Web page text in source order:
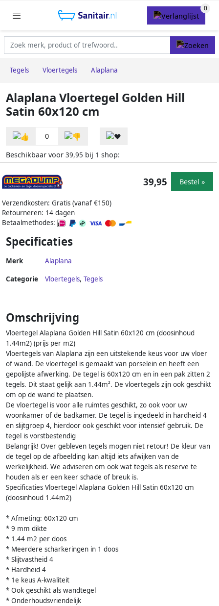
Tegels Vloertegels Alaplana
Alaplana Vloertegel Golden Hill
Satin 60x120 cm
0
Beschikbaar voor 39,95 bij 1 shop:
Verzendkosten: Gratis (vanaf €150)
Retourneren: 14 dagen
Betaalmethodes:
39,95 Bestel »
Specificaties
Merk Alaplana
Categorie Vloertegels, Tegels
Omschrijving
Vloertegel Alaplana Golden Hill Satin 60x120 cm (doosinhoud
1.44m2) (prijs per m2)
Vloertegels van Alaplana zijn een uitstekende keus voor uw vloer
of wand. De vloertegel is gemaakt van porselein en heeft een
gepolijste afwerking. De tegel is 60x120 cm en in een pak zitten 2
tegels. Dit staat gelijk aan 1.44m². De vloertegels zijn ook geschikt
om op de wand te plaatsen.
De vloertegel is voor alle ruimtes geschikt, zo ook voor uw
woonkamer of de badkamer. De tegel is ingedeeld in hardheid 4
en slijtgroep 4, hierdoor ook geschikt voor intensief gebruik. De
tegel is vorstbestendig
Belangrijk! Over gebleven tegels mogen niet retour! De kleur van
de tegel op de afbeelding kan altijd iets afwijken van de
werkelijkheid. We adviseren om ook wat tegels als reserve te
houden als er een keer schade of breuk is.
Specificaties Vloertegel Alaplana Golden Hill Satin 60x120 cm
(doosinhoud 1.44m2)
* Afmeting: 60x120 cm
* 9 mm dikte
* 1.44 m2 per doos
* Meerdere scharkeringen in 1 doos
* Slijtvastheid 4
* Hardheid 4
* 1e keus A-kwaliteit
* Ook geschikt als wandtegel
* Onderhoudsvriendelijk